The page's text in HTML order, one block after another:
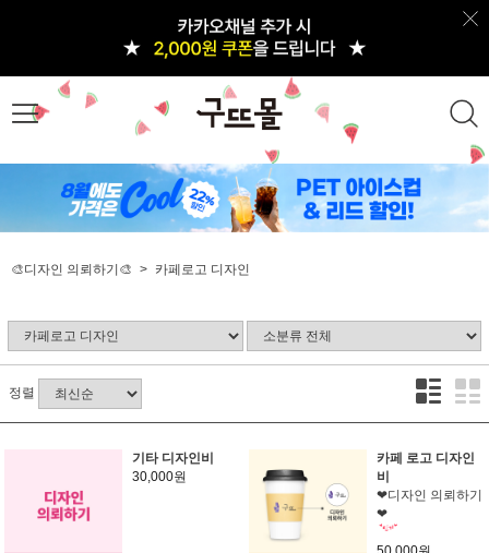
🎨디자인 의뢰하기🎨 카페로고 디자인
정렬
기타 디자인비
30,000원
카페 로고 디자인
비
❤디자인 의뢰하기
❤